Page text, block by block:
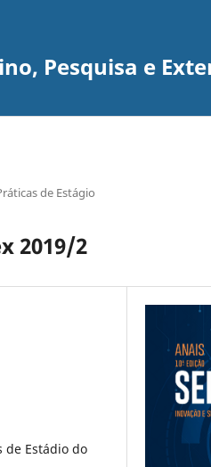
Pesquisa e
de Estágio
2019/2
de Estádio do